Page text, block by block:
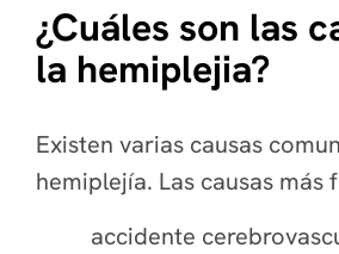
¿Cuáles son las
la hemiplejia?
Existen varias causas
hemiplejía. Las causas más
accidente